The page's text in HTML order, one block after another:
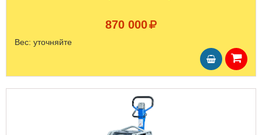
870 000
Вес: уточняйте